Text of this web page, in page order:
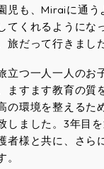
児も、Miraiに通う
てくれるようにな
旅だって行きまし
立つ一人一人のお
ますます教育の質
の環境を整えるた
しました。3年目
者様と共に、さら